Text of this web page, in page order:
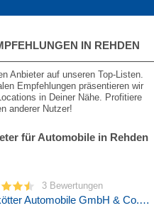
IN REHDEN
Anbieter auf unseren Top-Listen.
Empfehlungen präsentieren wir
in Deiner Nähe. Profitiere
anderer Nutzer!
für Automobile in Rehden
3 Bewertungen
Wittkötter Automobile GmbH & Co. KG